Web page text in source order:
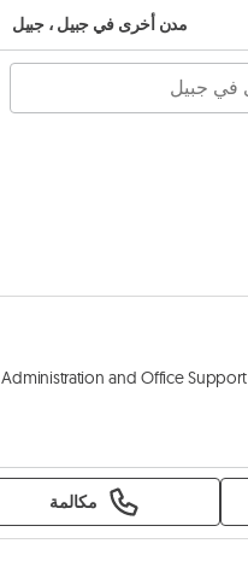
مدن أخرى في جبيل ، جبيل
Administration and Office Support
مكالمة